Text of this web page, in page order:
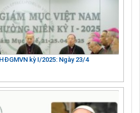
kỳ I/2025: Ngày 23/4